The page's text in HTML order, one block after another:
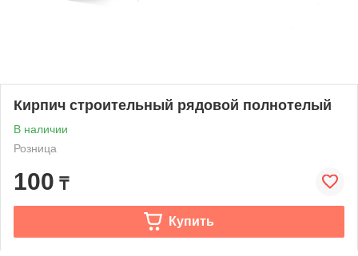
Кирпич строительный рядовой полнотелый
В наличии
Розница
100 ₸
Купить